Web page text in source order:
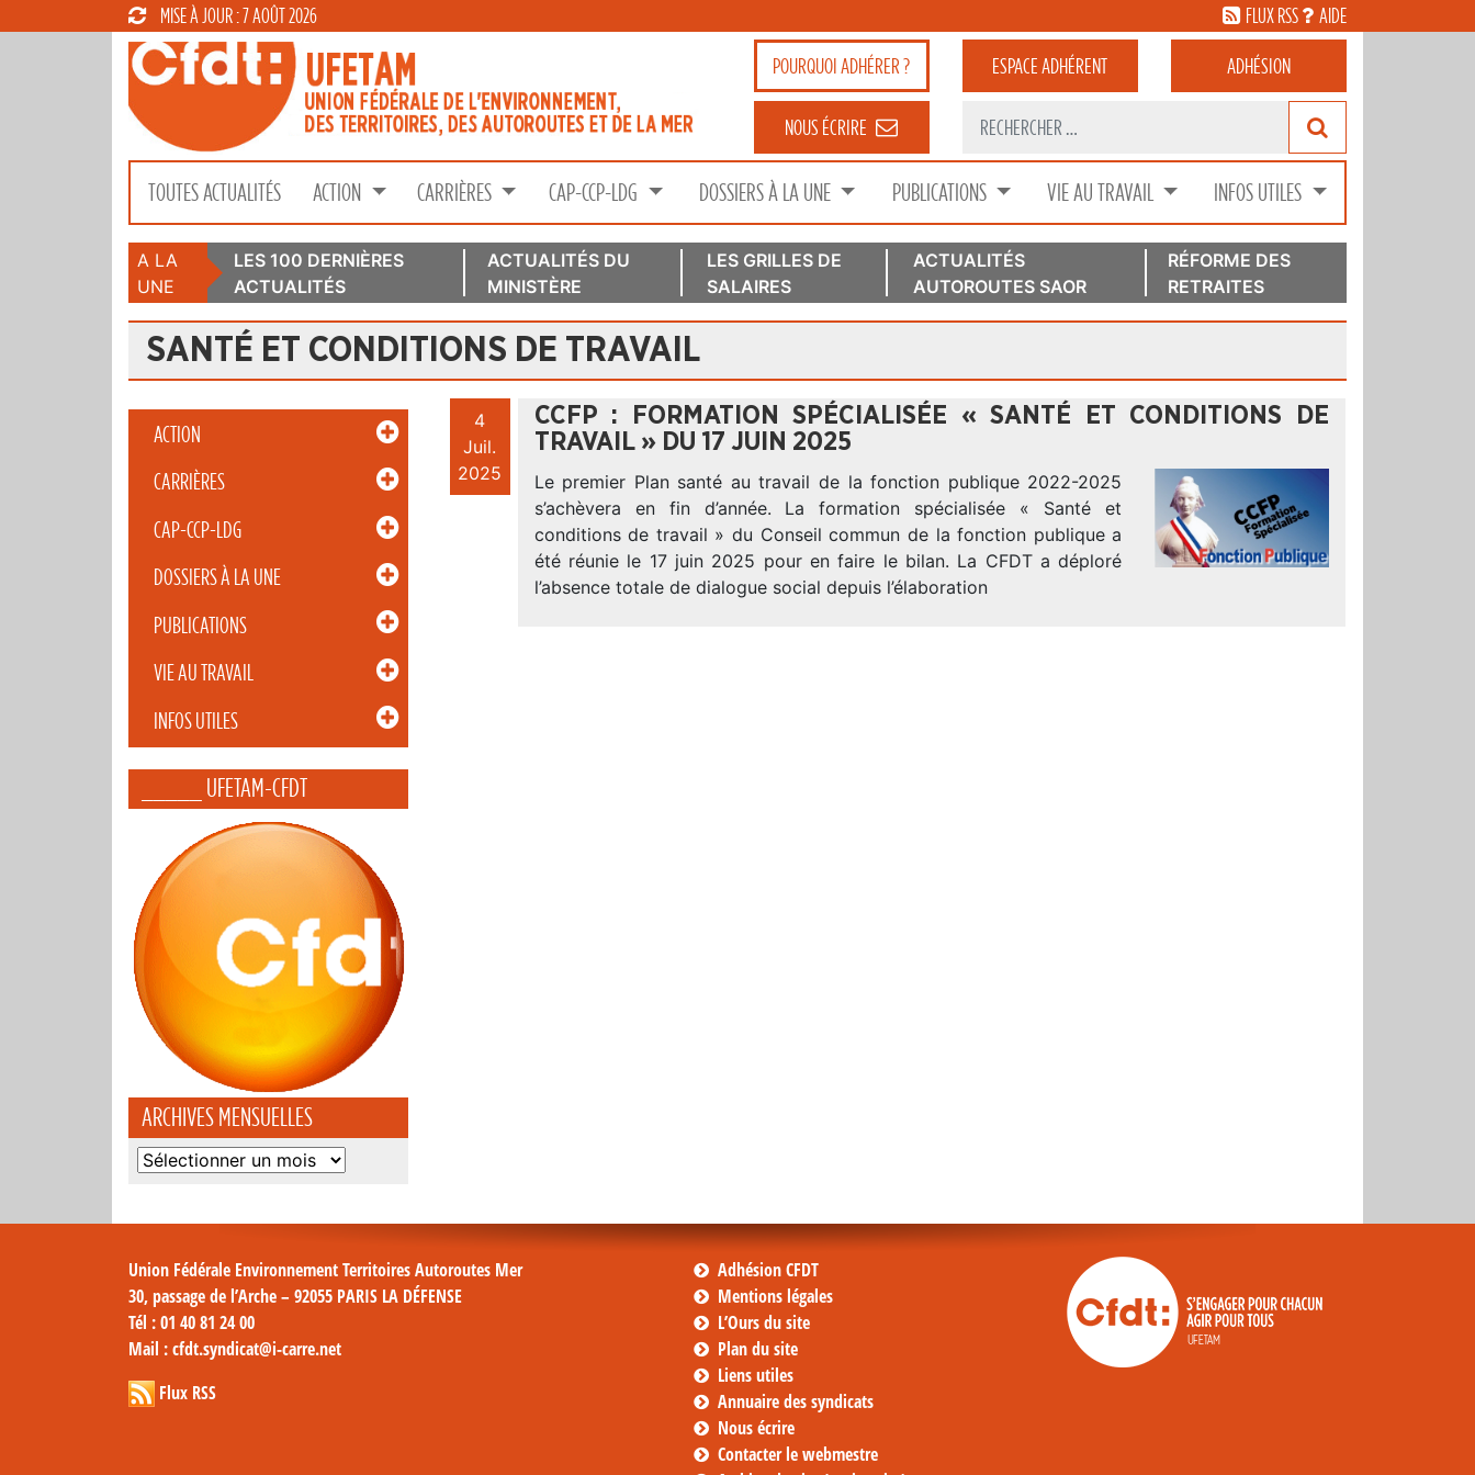
MISE À JOUR : 7 AOÛT 2026 FLUX RSS AIDE
POURQUOIADHÉRER ? ESPACEADHÉRENT ADHÉSION
NOUS ÉCRIRE
TOUTES ACTUALITÉS ACTION CARRIÈRES CAP-CCP-LDG DOSSIERS À LA UNE PUBLICATIONS VIE AU TRAVAIL INFOS UTILES
A LA
UNE
LES 100 DERNIÈRES
ACTUALITÉS
ACTUALITÉS DU
MINISTÈRE
LES GRILLES DE
SALAIRES
ACTUALITÉS
AUTOROUTES SAOR
RÉFORME DES
RETRAITES
SANTÉ ET CONDITIONS DE TRAVAIL
ACTION
CARRIÈRES
CAP-CCP-LDG
DOSSIERS À LA UNE
PUBLICATIONS
VIE AU TRAVAIL
INFOS UTILES
_____ UFETAM-CFDT
ARCHIVES MENSUELLES
Archives
4
Juil.
2025
CCFP : FORMATION SPÉCIALISÉE « SANTÉ ET CONDITIONS DE
TRAVAIL » DU 17 JUIN 2025
Le premier Plan santé au travail de la fonction publique 2022-2025
s’achèvera en fin d’année. La formation spécialisée « Santé et
conditions de travail » du Conseil commun de la fonction publique a
été réunie le 17 juin 2025 pour en faire le bilan. La CFDT a déploré
l’absence totale de dialogue social depuis l’élaboration
Union Fédérale Environnement Territoires Autoroutes Mer
30, passage de l’Arche – 92055 PARIS LA DÉFENSE
Tél : 01 40 81 24 00
Mail : cfdt.syndicat@i-carre.net
Flux RSS
Adhésion CFDT
Mentions légales
L’Ours du site
Plan du site
Liens utiles
Annuaire des syndicats
Nous écrire
Contacter le webmestre